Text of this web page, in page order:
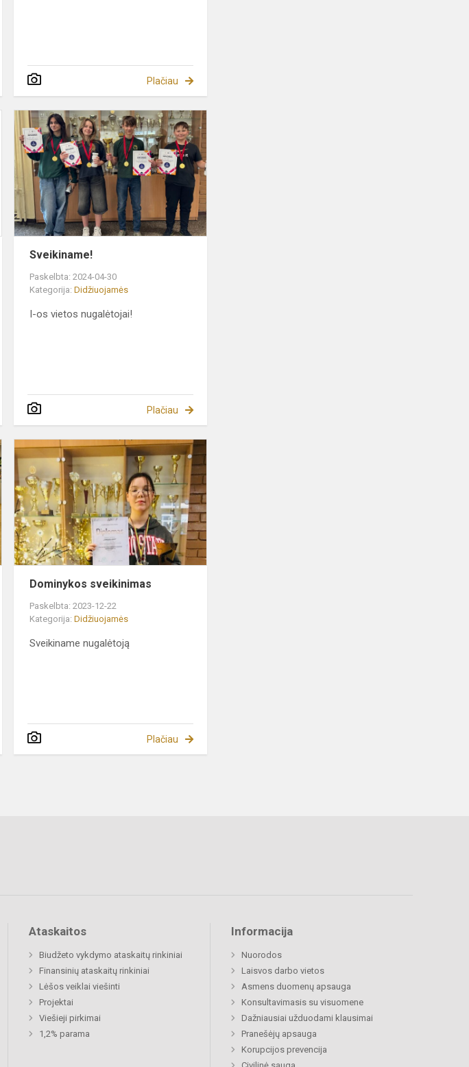
Plačiau
Konkurso
"Šok
sveikatiada"
nugalėtojai
Sveikiname!
Paskelbta: 2024-04-30
Kategorija:Didžiuojamės
I-os vietos nugalėtojai!
Plačiau
„Viltukas“
dainų
šventės
dalyvis
Dominykos
sveikinimas
Dominykos sveikinimas
Paskelbta: 2023-12-22
Kategorija:Didžiuojamės
Sveikiname nugalėtoją
Plačiau
Ataskaitos
Biudžeto vykdymo ataskaitų rinkiniai
Finansinių ataskaitų rinkiniai
Lėšos veiklai viešinti
Projektai
Viešieji pirkimai
1,2% parama
Informacija
Nuorodos
Laisvos darbo vietos
Asmens duomenų apsauga
Konsultavimasis su visuomene
Dažniausiai užduodami klausimai
Pranešėjų apsauga
Korupcijos prevencija